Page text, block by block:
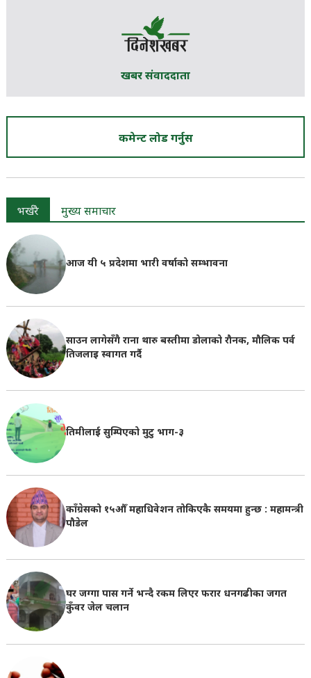
खबर संवाददाता
कमेन्ट लोड गर्नुस
भर्खरै मुख्य समाचार
आज यी ५ प्रदेशमा भारी वर्षाको सम्भावना
साउन लागेसँगै राना थारु बस्तीमा डोलाको रौनक, मौलिक पर्व
तिजलाइ स्वागत गर्दै
तिमीलाई सुम्पिएको मुटु भाग-३
काँग्रेसको १५औँ महाधिवेशन तोकिएकै समयमा हुन्छ : महामन्त्री
पौडेल
घर जग्गा पास गर्ने भन्दै रकम लिएर फरार धनगढीका जगत
कुँवर जेल चलान